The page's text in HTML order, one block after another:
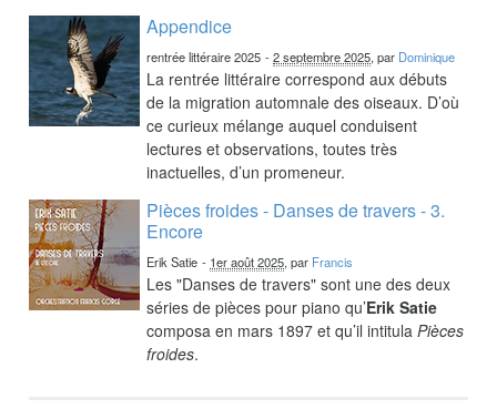
Appendice
rentrée littéraire 2025 -2 septembre 2025, par Dominique
La rentrée littéraire correspond aux débuts
de la migration automnale des oiseaux. D’où
ce curieux mélange auquel conduisent
lectures et observations, toutes très
inactuelles, d’un promeneur.
Pièces froides - Danses de travers - 3.
Encore
Erik Satie - 1er août 2025, par Francis
Les "Danses de travers" sont une des deux
séries de pièces pour piano qu’Erik Satie
composa en mars 1897 et qu’il intitulaPièces
froides.